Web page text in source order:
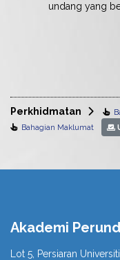
undang yang
Perkhidmatan
Bahagian Maklumat
Akademi
Lot 5, Persiaran Universiti,